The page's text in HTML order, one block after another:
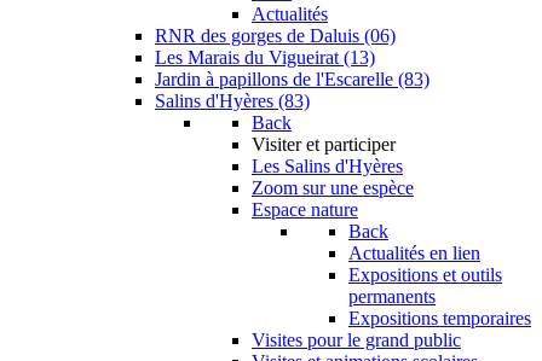
Actualités
RNR des gorges de Daluis (06)
Les Marais du Vigueirat (13)
Jardin à papillons de l'Escarelle (83)
Salins d'Hyères (83)
Back
Visiter et participer
Les Salins d'Hyères
Zoom sur une espèce
Espace nature
Back
Actualités en lien
Expositions et outils
permanents
Expositions temporaires
Visites pour le grand public